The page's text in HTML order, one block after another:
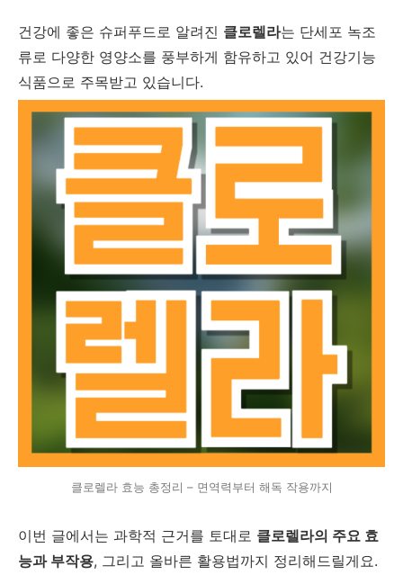
건강에 좋은 슈퍼푸드로 알려진 클로렐라는 단세포 녹조
류로 다양한 영양소를 풍부하게 함유하고 있어 건강기능
식품으로 주목받고 있습니다.
클로렐라 효능 총정리 – 면역력부터 해독 작용까지
이번 글에서는 과학적 근거를 토대로 클로렐라의 주요 효
능과 부작용, 그리고 올바른 활용법까지 정리해드릴게요.